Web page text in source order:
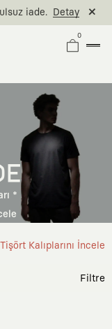
iade. Detay
0
*
Tişört Kalıplarını İncele
Filtre